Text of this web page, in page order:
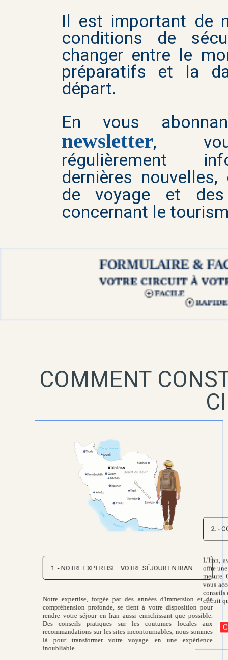
Il est important de
conditions de
changer entre le
préparatifs et la
départ.
En vous
newsletter,
régulièrement
dernières
de voyage et des
concernant le
COMMENT
1. - NOTRE EXPERTISE : VOTRE SÉJOUR EN IRAN
Notre expertise, forgée par des années d'immersion et de
compréhension profonde, se tient à votre disposition pour
rendre votre séjour en Iran aussi enrichissant que possible.
Des conseils pratiques sur les coutumes locales aux
recommandations sur les sites incontournables, nous sommes
là pour transformer votre voyage en une expérience
inoubliable.
2. -
L'Iran,
offre
mesure.
vous
conseils
circuit